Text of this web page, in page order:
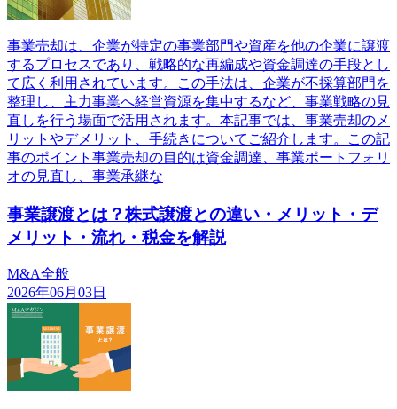
事業売却は、企業が特定の事業部門や資産を他の企業に譲渡
するプロセスであり、戦略的な再編成や資金調達の手段とし
て広く利用されています。この手法は、企業が不採算部門を
整理し、主力事業へ経営資源を集中するなど、事業戦略の見
直しを行う場面で活用されます。本記事では、事業売却のメ
リットやデメリット、手続きについてご紹介します。この記
事のポイント事業売却の目的は資金調達、事業ポートフォリ
オの見直し、事業承継な
事業譲渡とは？株式譲渡との違い・メリット・デ
メリット・流れ・税金を解説
M&A全般
2026年06月03日